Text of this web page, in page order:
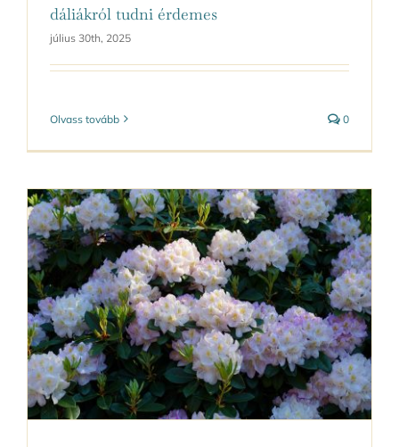
dáliákról tudni érdemes
július 30th, 2025
Olvass tovább 0